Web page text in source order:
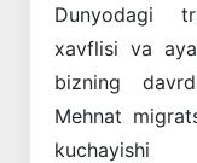
Dunyodagi
xavflisi va
bizning
Mehnat